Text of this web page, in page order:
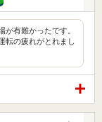
が有難かったです。
転の疲れがとれまし